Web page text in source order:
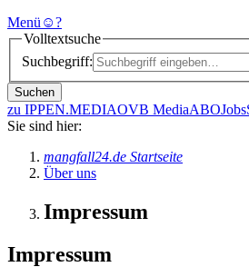
Menü ☺?
Volltextsuche
Suchbegriff:
Suchen
zu IPPEN.MEDIAOVB MediaABOJobs
Sie sind hier:
mangfall24.de Startseite
Über uns
Impressum
Impressum